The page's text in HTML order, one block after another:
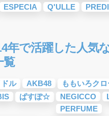
ESPECIA Q'ULLE
年で活躍した人気
覧
ル AKB48
ももいろク
ぱすぽ☆ NEGICCO
PERFUME